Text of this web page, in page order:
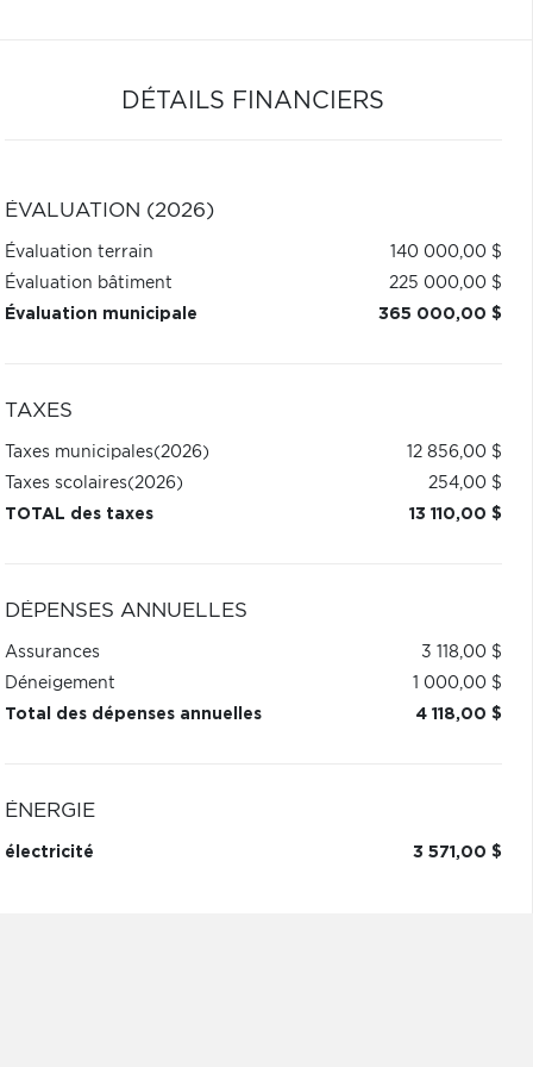
DÉTAILS FINANCIERS
ÉVALUATION (2026)
Évaluation terrain
140 000,00 $
Évaluation bâtiment
225 000,00 $
Évaluation municipale
365 000,00 $
TAXES
Taxes municipales(2026)
12 856,00 $
Taxes scolaires(2026)
254,00 $
TOTAL des taxes
13 110,00 $
DÉPENSES ANNUELLES
Assurances
3 118,00 $
Déneigement
1 000,00 $
Total des dépenses annuelles
4 118,00 $
ÉNERGIE
électricité 3 571,00 $